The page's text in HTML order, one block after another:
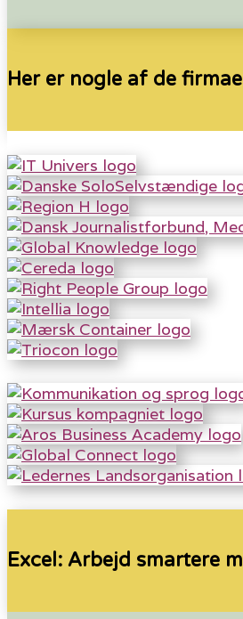
Her er nogle af de
Excel: Arbejd smartere